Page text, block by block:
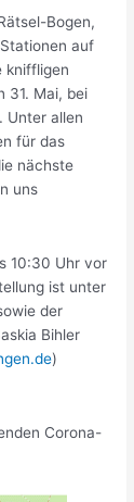
Bogen,
auf
kniffligen
31. Mai, bei
Unter allen
für das
nächste
uns
10:30 Uhr vor
ist unter
der
Bihler
)
Corona-